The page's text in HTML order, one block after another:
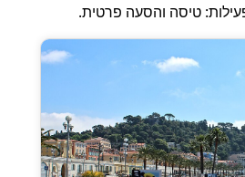
טיסה והסעה פרטית.